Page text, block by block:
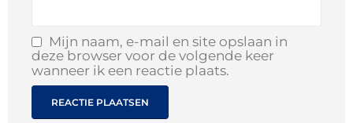
Mijn naam, e-mail en site opslaan in
deze browser voor de volgende keer
wanneer ik een reactie plaats.